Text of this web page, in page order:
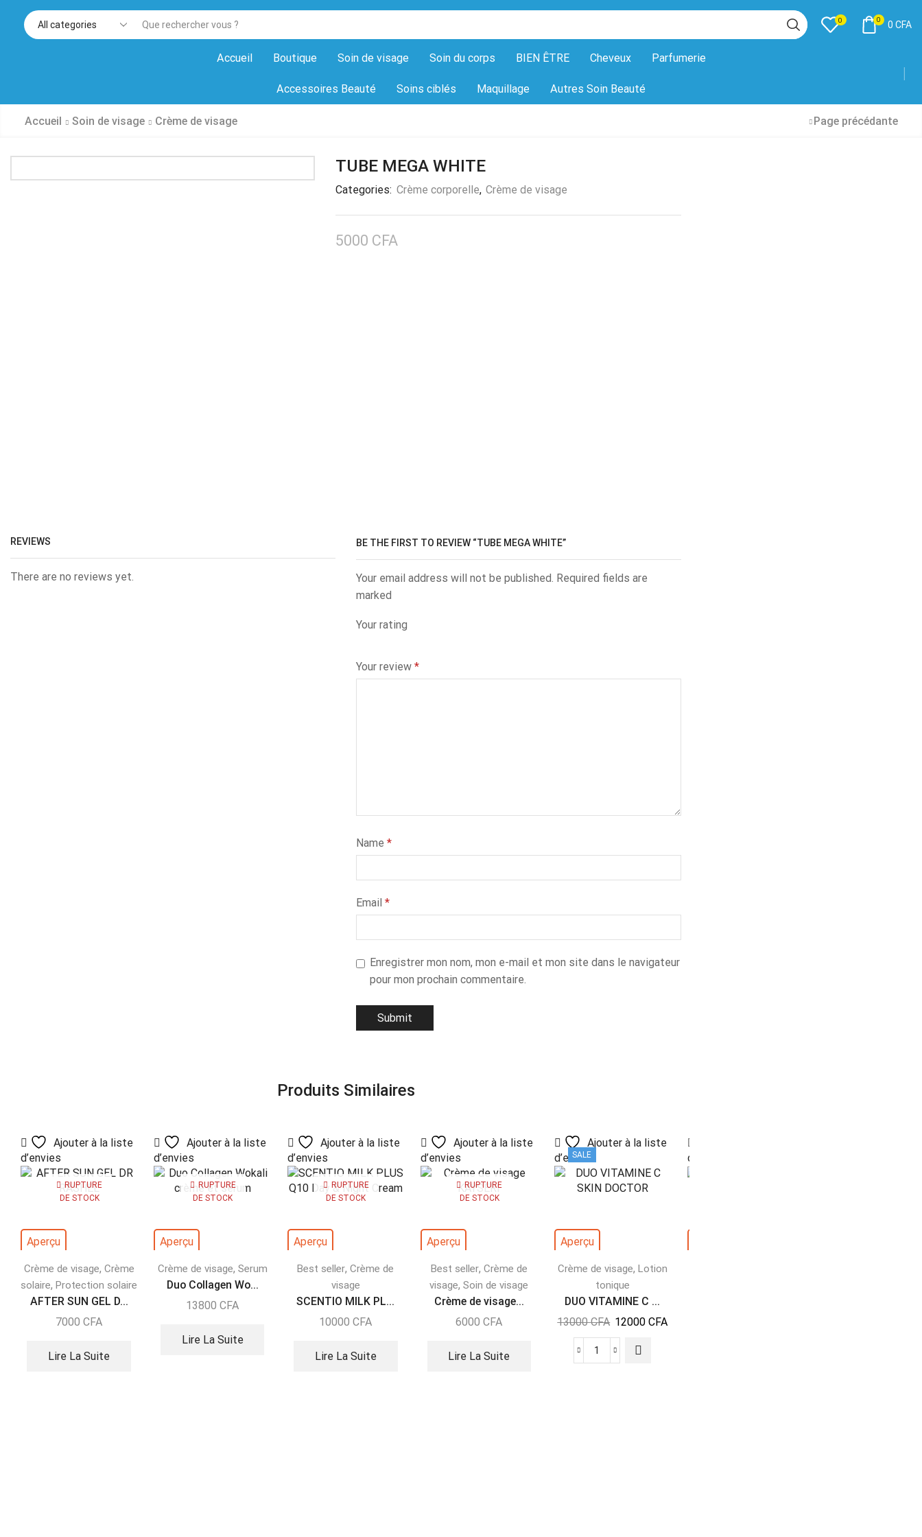
0 0 0 CFA
Accueil Boutique Soin de visage Soin du corps BIEN ÊTRE Cheveux Parfumerie
Accessoires Beauté Soins ciblés Maquillage Autres Soin Beauté
Accueil Soin de visage Crème de visage Page précédante
TUBE MEGA WHITE
Categories: Crème corporelle, Crème de visage
5000 CFA
REVIEWS
There are no reviews yet.
BE THE FIRST TO REVIEW “TUBE MEGA WHITE”
Your email address will not be published. Required fields are
marked
Your rating
Your review *
Name *
Email *
Enregistrer mon nom, mon e-mail et mon site dans le navigateur
pour mon prochain commentaire.
Produits Similaires
Ajouter à la liste
d’envies
RUPTURE
DE STOCK
Aperçu
Crème de visage, Crème
solaire,Protection solaire
AFTER SUN GEL D...
7000CFA
Lire La Suite
Ajouter à la liste
d’envies
RUPTURE
DE STOCK
Aperçu
Crème de visage, Serum
Duo Collagen Wo...
13800CFA
Lire La Suite
Ajouter à la liste
d’envies
RUPTURE
DE STOCK
Aperçu
Best seller,Crème de
visage
SCENTIO MILK PL...
10000CFA
Lire La Suite
Ajouter à la liste
d’envies
RUPTURE
DE STOCK
Aperçu
Best seller, Crème de
visage,Soin de visage
Crème de visage...
6000CFA
Lire La Suite
SALE
Ajouter à la liste
d’envies
Aperçu
Crème de visage, Lotion
tonique
DUO VITAMINE C ...
13000CFA 12000CFA
d’envies